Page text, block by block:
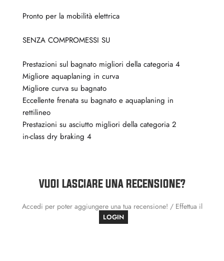
Pronto per la mobilità elettrica
SENZA COMPROMESSI SU
Prestazioni sul bagnato migliori della categoria 4
Migliore aquaplaning in curva
Migliore curva su bagnato
Eccellente frenata su bagnato e aquaplaning in
rettilineo
Prestazioni su asciutto migliori della categoria 2
in-class dry braking 4
VUOI LASCIARE UNA RECENSIONE?
Accedi per poter aggiungere una tua recensione! / Effettua il
LOGIN